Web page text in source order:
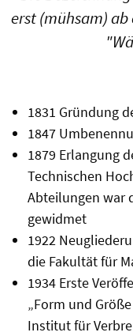
erst (mühsam)
1831 Gründung
1847
1879 Erlangung
Technischen
Abteilungen war
gewidmet
1922
die Fakultät für
1934 Erste
„Form und
Institut für